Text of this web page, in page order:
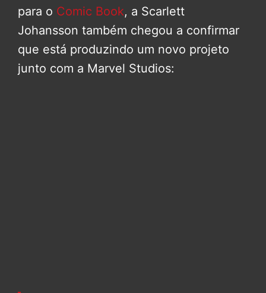
para o Comic Book, a Scarlett
Johansson também chegou a confirmar
que está produzindo um novo projeto
junto com a Marvel Studios: